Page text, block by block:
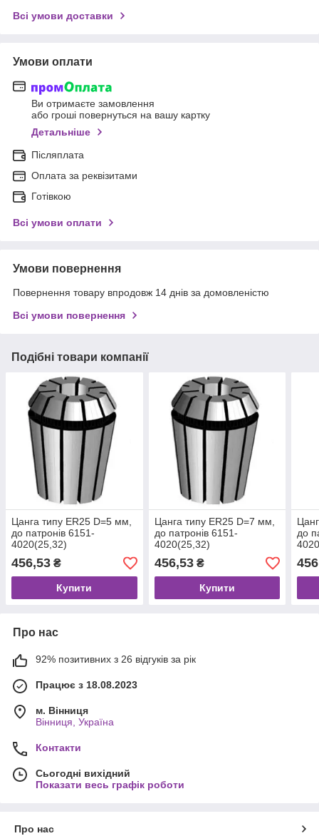
Всі умови доставки
Умови оплати
Ви отримаєте замовлення
або гроші повернуться на вашу картку
Детальніше
Післяплата
Оплата за реквізитами
Готівкою
Всі умови оплати
Умови повернення
Повернення товару впродовж 14 днів за домовленістю
Всі умови повернення
Подібні товари компанії
Цанга типу ER25 D=5 мм,
до патронів 6151-
4020(25,32)
456,53 ₴
Купити
Цанга типу ER25 D=7 мм,
до патронів 6151-
4020(25,32)
456,53₴
Купити
до
Про нас
92% позитивних з 26 відгуків за рік
Працює з 18.08.2023
м. Вінниця
Вінниця, Україна
Контакти
Сьогодні вихідний
Показати весь графік роботи
Про нас